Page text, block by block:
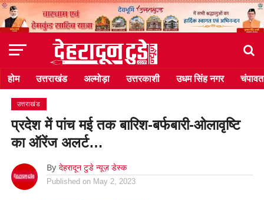
होम उत्तराखंड अल्मोड़ा उत्तरकाशी उधम सिंह नगर चंपावत
उत्तराखंड
प्रदेश में पांच मई तक बारिश-बर्फबारी-ओलावृष्टि
का ऑरेंज अलर्ट…
By देहरादून टुडे न्यूज़ डेस्क
Published on May 2, 2023